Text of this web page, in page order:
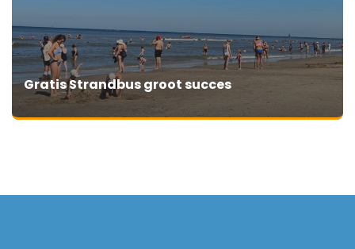
Gratis Strandbus groot succes